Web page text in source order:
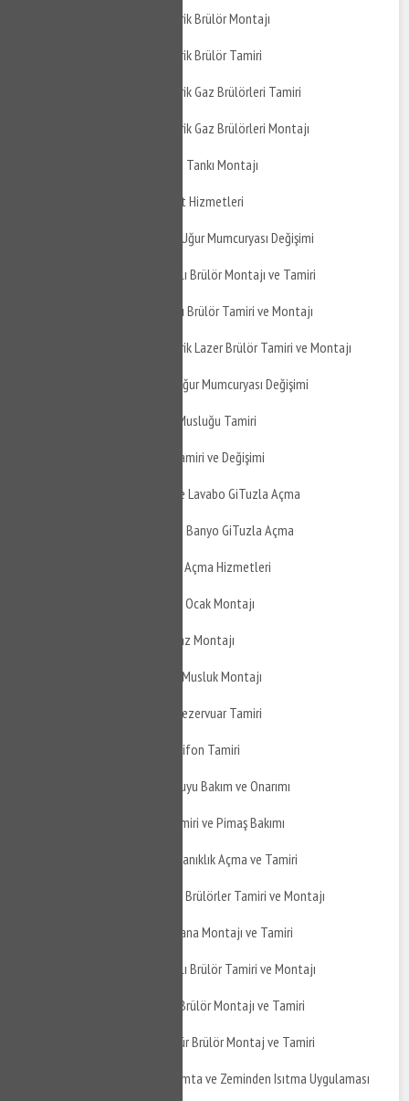
İnegöl Cerrah Atmosferik Brülör Montajı
İnegöl Cerrah Atmosferik Brülör Tamiri
İnegöl Cerrah Atmosferik Gaz Brülörleri Tamiri
İnegöl Cerrah Atmosferik Gaz Brülörleri Montajı
İnegöl Cerrah Genleşme Tankı Montajı
İnegöl Cerrah Su Tesisat Hizmetleri
İnegöl Cerrah Mutfak BUğur Mumcuryası Değişimi
İnegöl Cerrah Gaz Yakıtlı Brülör Montajı ve Tamiri
İnegöl Cerrah Sıvı Yakıtlı Brülör Tamiri ve Montajı
İnegöl Cerrah Atmosferik Lazer Brülör Tamiri ve Montajı
İnegöl Cerrah Banyo BUğur Mumcuryası Değişimi
İnegöl Cerrah Taharet Musluğu Tamiri
İnegöl Cerrah Musluk Tamiri ve Değişimi
İnegöl Cerrah Mutfak ve Lavabo GiTuzla Açma
İnegöl Cerrah Balkon ve Banyo GiTuzla Açma
İnegöl Cerrah Tıkanıklık Açma Hizmetleri
İnegöl Cerrah Doğalgaz Ocak Montajı
İnegöl Cerrah Davlumbaz Montajı
İnegöl Cerrah Ankastre Musluk Montajı
İnegöl Cerrah Gömme Rezervuar Tamiri
İnegöl Cerrah Gömme Sifon Tamiri
İnegöl Cerrah Yağmur Suyu Bakım ve Onarımı
İnegöl Cerrah Pimaş Tamiri ve Pimaş Bakımı
İnegöl Cerrah Pimaş Tıkanıklık Açma ve Tamiri
İnegöl Cerrah Doğalgaz Brülörler Tamiri ve Montajı
İnegöl Cerrah Küresel Vana Montajı ve Tamiri
İnegöl Cerrah Çift Yakıtlı Brülör Tamiri ve Montajı
İnegöl Cerrah Üflemeli Brülör Montajı ve Tamiri
İnegöl Cerrah Toz Kömür Brülör Montaj ve Tamiri
İnegöl Cerrah Yerden Isımta ve Zeminden Isıtma Uygulaması